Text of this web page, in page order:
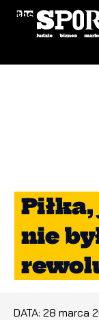
nie
DATA: 28 marca